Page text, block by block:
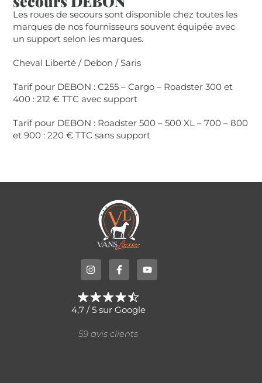
Les roues de secours sont disponible chez toutes les
marques de nos fournisseurs souvent équipée avec
un support selon les marques.
Cheval Liberté / Debon / Saris
Tarif pour DEBON : C255 – Cargo – Roadster 300 et
400 : 212 € TTC avec support
Tarif pour DEBON : Roadster 500 – 500 XL – 700 – 800
et 900 : 220 € TTC sans support
4,7 / 5 sur Google
59 avis clients